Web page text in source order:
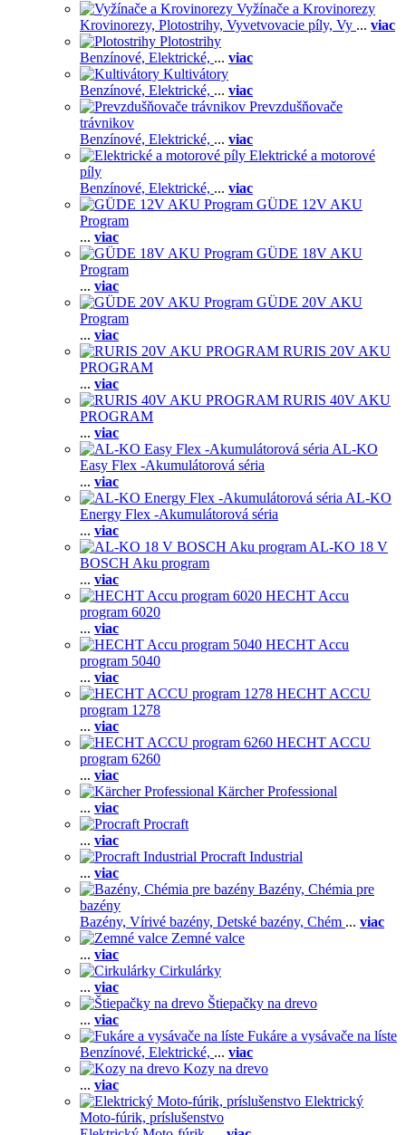
Vyžínače a Krovinorezy
Krovinorezy, Plotostrihy, Vyvetvovacie píly, Vy ... viac
Plotostrihy
Benzínové, Elektrické, ... viac
Kultivátory
Benzínové, Elektrické, ... viac
Prevzdušňovače
trávnikov
Benzínové, Elektrické, ... viac
Elektrické a motorové
píly
Benzínové, Elektrické, ... viac
GÜDE 12V AKU
Program
... viac
GÜDE 18V AKU
Program
... viac
GÜDE 20V AKU
Program
... viac
RURIS 20V AKU
PROGRAM
... viac
RURIS 40V AKU
PROGRAM
... viac
AL-KO
Easy Flex -Akumulátorová séria
... viac
AL-KO
Energy Flex -Akumulátorová séria
... viac
AL-KO 18 V
BOSCH Aku program
... viac
HECHT Accu
program 6020
... viac
HECHT Accu
program 5040
... viac
HECHT ACCU
program 1278
... viac
HECHT ACCU
program 6260
... viac
Kärcher Professional
... viac
Procraft
... viac
Procraft Industrial
... viac
Bazény, Chémia pre
bazény
Bazény, Vírivé bazény, Detské bazény, Chém ... viac
Zemné valce
... viac
Cirkulárky
... viac
Štiepačky na drevo
... viac
Fukáre a vysávače na líste
Benzínové, Elektrické, ... viac
Kozy na drevo
... viac
Elektrický
Moto-fúrik, príslušenstvo